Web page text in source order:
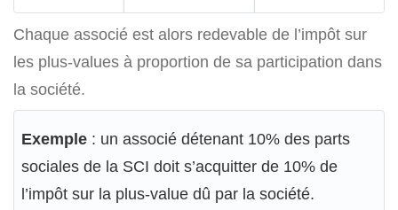
Chaque associé est alors redevable de l’impôt sur
les plus-values à proportion de sa participation dans
la société.
Exemple : un associé détenant 10% des parts
sociales de la SCI doit s’acquitter de 10% de
l’impôt sur la plus-value dû par la société.